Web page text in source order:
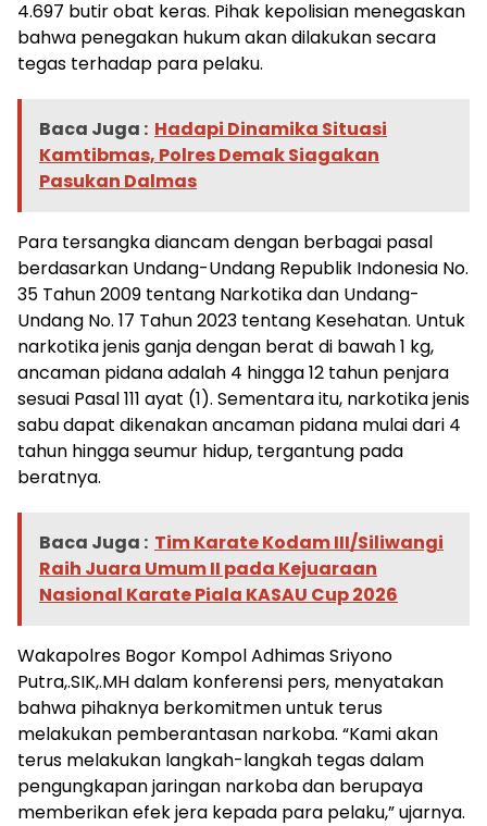
4.697 butir obat keras. Pihak kepolisian menegaskan
bahwa penegakan hukum akan dilakukan secara
tegas terhadap para pelaku.
Baca Juga : Hadapi Dinamika Situasi
Kamtibmas, Polres Demak Siagakan
Pasukan Dalmas
Para tersangka diancam dengan berbagai pasal
berdasarkan Undang-Undang Republik Indonesia No.
35 Tahun 2009 tentang Narkotika dan Undang-
Undang No. 17 Tahun 2023 tentang Kesehatan. Untuk
narkotika jenis ganja dengan berat di bawah 1 kg,
ancaman pidana adalah 4 hingga 12 tahun penjara
sesuai Pasal 111 ayat (1). Sementara itu, narkotika jenis
sabu dapat dikenakan ancaman pidana mulai dari 4
tahun hingga seumur hidup, tergantung pada
beratnya.
Baca Juga : Tim Karate Kodam III/Siliwangi
Raih Juara Umum II pada Kejuaraan
Nasional Karate Piala KASAU Cup 2026
Wakapolres Bogor Kompol Adhimas Sriyono
Putra,.SIK,.MH dalam konferensi pers, menyatakan
bahwa pihaknya berkomitmen untuk terus
melakukan pemberantasan narkoba. “Kami akan
terus melakukan langkah-langkah tegas dalam
pengungkapan jaringan narkoba dan berupaya
memberikan efek jera kepada para pelaku,” ujarnya.